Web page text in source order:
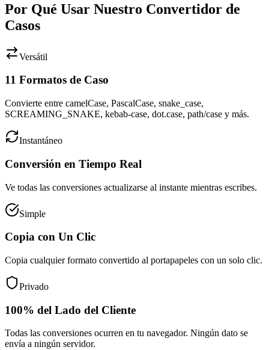
Por Qué Usar Nuestro Convertidor de
Casos
Versátil
11 Formatos de Caso
Convierte entre camelCase, PascalCase, snake_case,
SCREAMING_SNAKE, kebab-case, dot.case, path/case y más.
Instantáneo
Conversión en Tiempo Real
Ve todas las conversiones actualizarse al instante mientras escribes.
Simple
Copia con Un Clic
Copia cualquier formato convertido al portapapeles con un solo clic.
Privado
100% del Lado del Cliente
Todas las conversiones ocurren en tu navegador. Ningún dato se
envía a ningún servidor.